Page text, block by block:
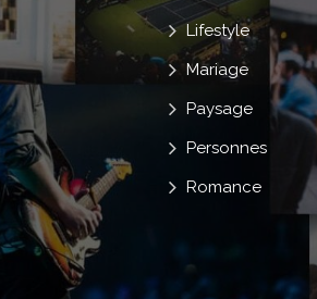
Lifestyle
Mariage
Paysage
Personnes
Romance